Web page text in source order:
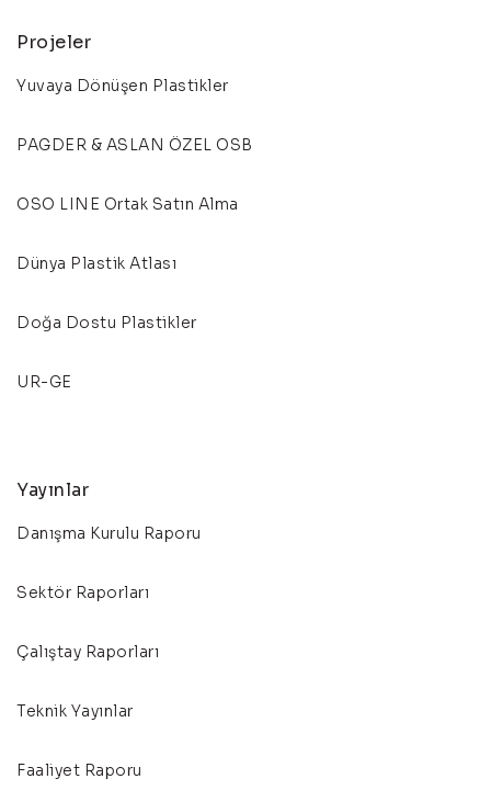
Projeler
Yuvaya Dönüşen Plastikler
PAGDER & ASLAN ÖZEL OSB
OSO LINE Ortak Satın Alma
Dünya Plastik Atlası
Doğa Dostu Plastikler
UR-GE
Yayınlar
Danışma Kurulu Raporu
Sektör Raporları
Çalıştay Raporları
Teknik Yayınlar
Faaliyet Raporu